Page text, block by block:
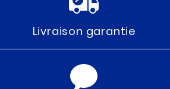
Livraison garantie